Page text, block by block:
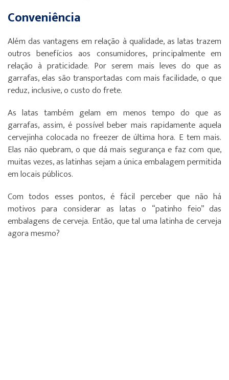
Conveniência
Além das vantagens em relação à qualidade, as latas trazem
outros benefícios aos consumidores, principalmente em
relação à praticidade. Por serem mais leves do que as
garrafas, elas são transportadas com mais facilidade, o que
reduz, inclusive, o custo do frete.
As latas também gelam em menos tempo do que as
garrafas, assim, é possível beber mais rapidamente aquela
cervejinha colocada no freezer de última hora. E tem mais.
Elas não quebram, o que dá mais segurança e faz com que,
muitas vezes, as latinhas sejam a única embalagem permitida
em locais públicos.
Com todos esses pontos, é fácil perceber que não há
motivos para considerar as latas o “patinho feio” das
embalagens de cerveja. Então, que tal uma latinha de cerveja
agora mesmo?